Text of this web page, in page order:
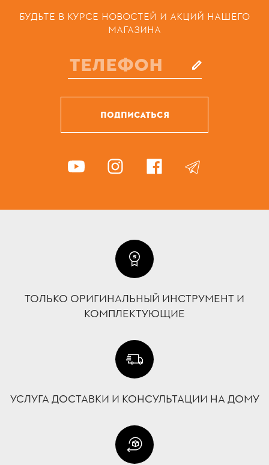
БУДЬТЕ В КУРСЕ НОВОСТЕЙ И АКЦИЙ НАШЕГО
МАГАЗИНА
ПОДПИСАТЬСЯ
ТОЛЬКО ОРИГИНАЛЬНЫЙ ИНСТРУМЕНТ И
КОМПЛЕКТУЮЩИЕ
УСЛУГА ДОСТАВКИ И КОНСУЛЬТАЦИИ НА ДОМУ